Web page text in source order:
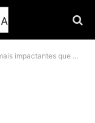
que Demon Slayer